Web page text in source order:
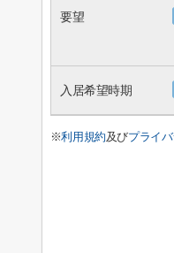
要望
入居希望時期
※利用規約及びプライ